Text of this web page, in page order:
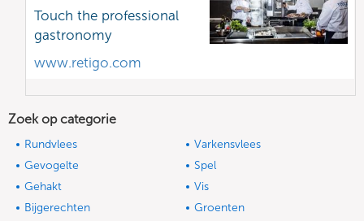
Touch the professional
gastronomy
www.retigo.com
Zoek op categorie
Rundvlees
Varkensvlees
Gevogelte
Spel
Gehakt
Vis
Bijgerechten
Groenten